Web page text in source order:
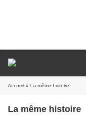
Accueil » La même histoire
La même histoire